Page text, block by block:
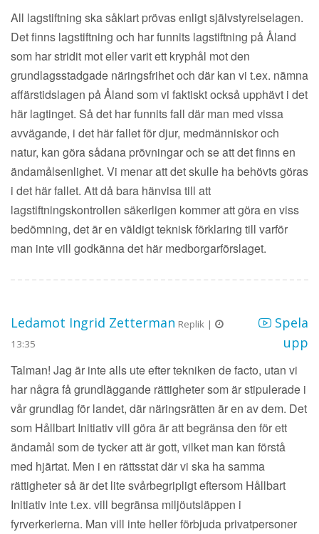
All lagstiftning ska såklart prövas enligt självstyrelselagen.
Det finns lagstiftning och har funnits lagstiftning på Åland
som har stridit mot eller varit ett kryphål mot den
grundlagsstadgade näringsfrihet och där kan vi t.ex. nämna
affärstidslagen på Åland som vi faktiskt också upphävt i det
här lagtinget. Så det har funnits fall där man med vissa
avvägande, i det här fallet för djur, medmänniskor och
natur, kan göra sådana prövningar och se att det finns en
ändamålsenlighet. Vi menar att det skulle ha behövts göras
i det här fallet. Att då bara hänvisa till att
lagstiftningskontrollen säkerligen kommer att göra en viss
bedömning, det är en väldigt teknisk förklaring till varför
man inte vill godkänna det här medborgarförslaget.
Ledamot Ingrid Zetterman Replik |
13:35
Spela
upp
Talman! Jag är inte alls ute efter tekniken de facto, utan vi
har några få grundläggande rättigheter som är stipulerade i
vår grundlag för landet, där näringsrätten är en av dem. Det
som Hållbart Initiativ vill göra är att begränsa den för ett
ändamål som de tycker att är gott, vilket man kan förstå
med hjärtat. Men i en rättsstat där vi ska ha samma
rättigheter så är det lite svårbegripligt eftersom Hållbart
Initiativ inte t.ex. vill begränsa miljöutsläppen i
fyrverkerierna. Man vill inte heller förbjuda privatpersoner